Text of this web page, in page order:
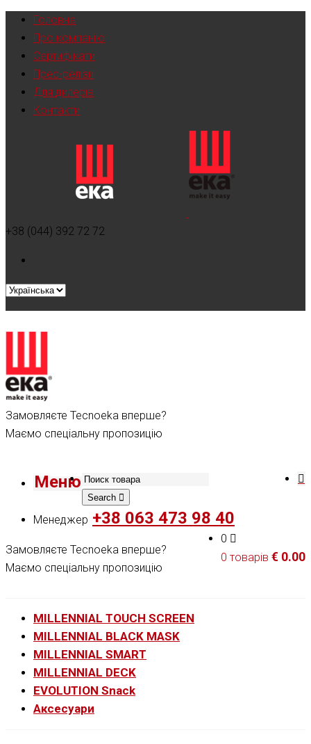
Головна
Про компанію
Сертифікати
Прес-релізи
Для дилерів
Контакти
+38 (044) 392 72 72
Замовляєте Tecnoeka вперше?
Маємо спеціальну пропозицію
Меню
Search
Менеджер +38 063 473 98 40
0
0 товарів € 0.00
Замовляєте Tecnoeka вперше?
Маємо спеціальну пропозицію
MILLENNIAL TOUCH SCREEN
MILLENNIAL BLACK MASK
MILLENNIAL SMART
MILLENNIAL DECK
EVOLUTION Snack
Аксесуари